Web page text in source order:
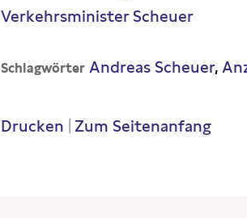
Verkehrsminister Scheuer
Schlagwörter Andreas Scheuer
Drucken Zum Seitenanfang